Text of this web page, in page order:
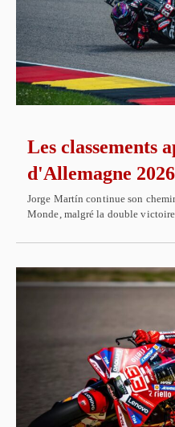
Les classements
d'Allemagne 2026
Jorge Martín continue son
Monde, malgré la double